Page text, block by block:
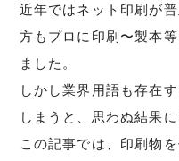
近年ではネット印刷が
方もプロに印刷〜製本
ました。
しかし業界用語も存在
しまうと、思わぬ結果
この記事では、印刷物